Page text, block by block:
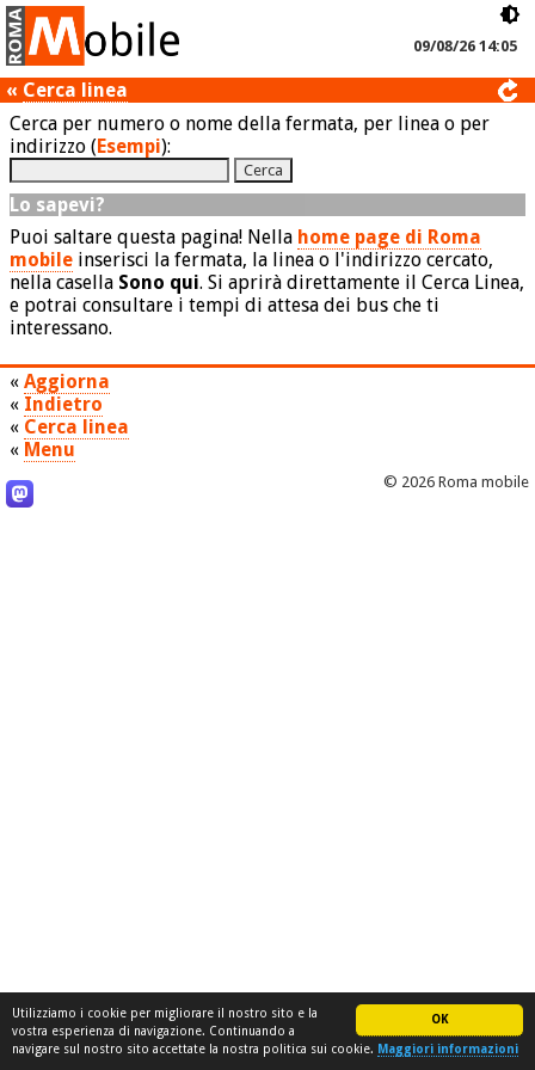
OK
Utilizziamo i cookie per migliorare il nostro sito e la
vostra esperienza di navigazione. Continuando a
navigare sul nostro sito accettate la nostra politica sui cookie. Maggiori informazioni
09/08/26 14:05
« Cerca linea
Cerca per numero o nome della fermata, per linea o per
indirizzo (Esempi):
Lo sapevi?
Puoi saltare questa pagina! Nella home page di Roma
mobile inserisci la fermata, la linea o l'indirizzo cercato,
nella casella Sono qui. Si aprirà direttamente il Cerca Linea,
e potrai consultare i tempi di attesa dei bus che ti
interessano.
« Aggiorna
« Indietro
« Cerca linea
« Menu
© 2026 Roma mobile